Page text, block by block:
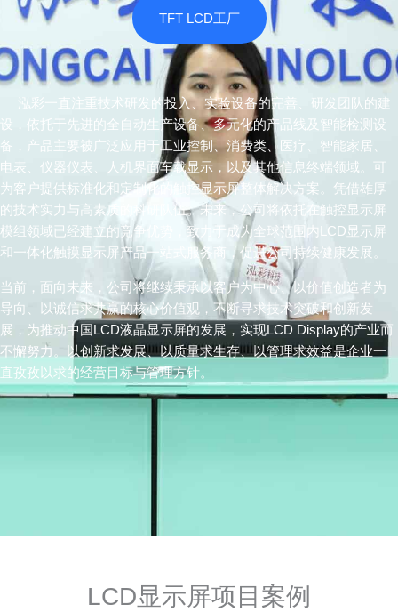
TFT LCD工厂
泓彩一直注重技术研发的投入、实验设备的完善、研发团队的建
设，依托于先进的全自动生产设备、多元化的产品线及智能检测设
备，产品主要被广泛应用于工业控制、消费类、医疗、智能家居、
电表、仪器仪表、人机界面车载显示，以及其他信息终端领域。可
为客户提供标准化和定制化的触控显示屏整体解决方案。凭借雄厚
的技术实力与高素质的科研队伍。未来，公司将依托在触控显示屏
模组领域已经建立的竞争优势，致力于成为全球范围内LCD显示屏
和一体化触摸显示屏产品一站式服务商，促进公司持续健康发展。
当前，面向未来，公司将继续秉承以客户为中心、以价值创造者为
导向、以诚信求共赢的核心价值观，不断寻求技术突破和创新发
展，为推动中国LCD液晶显示屏的发展，实现LCD Display的产业而
不懈努力。以创新求发展、以质量求生存、以管理求效益是企业一
直孜孜以求的经营目标与管理方针。
LCD显示屏项目案例